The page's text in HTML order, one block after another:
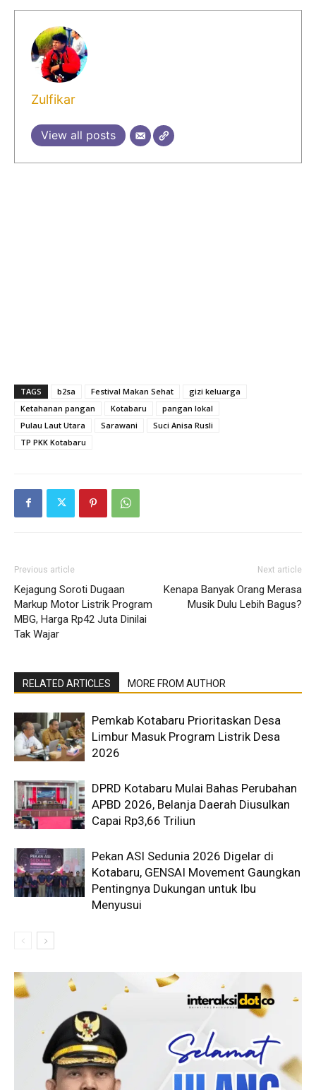
Zulfikar
View all posts
TAGS b2sa Festival Makan Sehat
gizi keluarga
Ketahanan pangan
Kotabaru
pangan lokal
Pulau Laut Utara
Sarawani
Suci Anisa Rusli
TP PKK Kotabaru
Previous article
Kejagung Soroti Dugaan
Markup Motor Listrik Program
MBG, Harga Rp42 Juta Dinilai
Tak Wajar
Next article
Kenapa Banyak Orang Merasa
Musik Dulu Lebih Bagus?
RELATED ARTICLES MORE FROM AUTHOR
Pemkab Kotabaru Prioritaskan Desa
Limbur Masuk Program Listrik Desa
2026
DPRD Kotabaru Mulai Bahas Perubahan
APBD 2026, Belanja Daerah Diusulkan
Capai Rp3,66 Triliun
Pekan ASI Sedunia 2026 Digelar di
Kotabaru, GENSAI Movement Gaungkan
Pentingnya Dukungan untuk Ibu
Menyusui